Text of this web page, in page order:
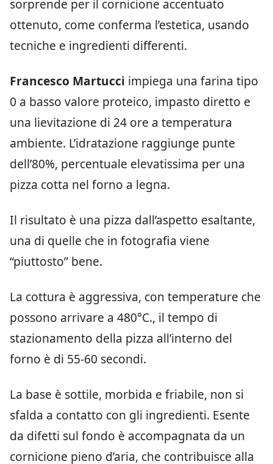
sorprende per il cornicione accentuato
ottenuto, come conferma l’estetica, usando
tecniche e ingredienti differenti.
Francesco Martucci impiega una farina tipo
0 a basso valore proteico, impasto diretto e
una lievitazione di 24 ore a temperatura
ambiente. L’idratazione raggiunge punte
dell’80%, percentuale elevatissima per una
pizza cotta nel forno a legna.
Il risultato è una pizza dall’aspetto esaltante,
una di quelle che in fotografia viene
“piuttosto” bene.
La cottura è aggressiva, con temperature che
possono arrivare a 480°C., il tempo di
stazionamento della pizza all’interno del
forno è di 55-60 secondi.
La base è sottile, morbida e friabile, non si
sfalda a contatto con gli ingredienti. Esente
da difetti sul fondo è accompagnata da un
cornicione pieno d’aria, che contribuisce alla